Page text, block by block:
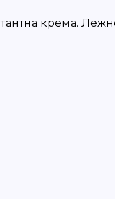
крема.